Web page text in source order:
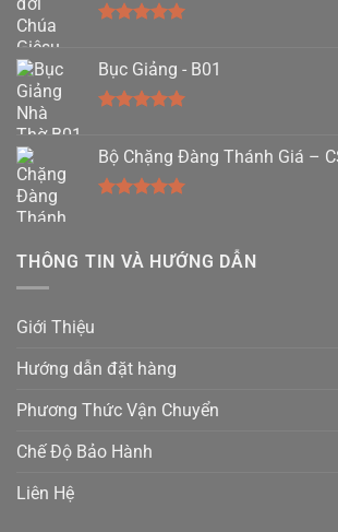
5 sao
Bục Giảng - B01
5 sao
Bộ Chặng Đàng Thánh Giá –
THÔNG TIN VÀ HƯỚNG DẪN
Giới Thiệu
Hướng dẫn đặt hàng
Phương Thức Vận Chuyển
Chế Độ Bảo Hành
Liên Hệ